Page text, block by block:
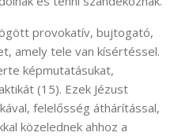
provokatív, bujtogató,
amely tele van kísértéssel.
képmutatásukat,
(15). Ezek Jézust
felelősség áthárítással,
közelednek ahhoz a